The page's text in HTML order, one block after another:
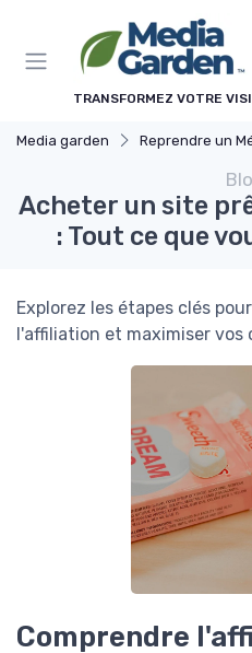
TRANSFORMEZ VOTRE
Media garden Reprendre un
Acheter un site
: Tout ce que
Explorez les étapes clés
l'affiliation et maximiser vos
Comprendre